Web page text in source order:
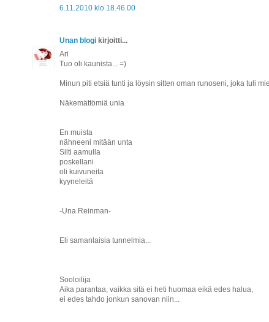
6.11.2010 klo 18.46.00
Unan blogi kirjoitti...
Ari
Tuo oli kaunista... =)
Minun piti etsiä tunti ja löysin sitten oman runoseni, joka tuli
Näkemättömiä unia
En muista
nähneeni mitään unta
Silti aamulla
poskellani
oli kuivuneita
kyyneleitä
-Una Reinman-
Eli samanlaisia tunnelmia...
Sooloilija
Aika parantaa, vaikka sitä ei heti huomaa eikä edes halua,
ei edes tahdo jonkun sanovan niin...